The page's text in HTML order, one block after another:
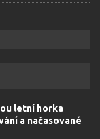
letní horka
a načasované